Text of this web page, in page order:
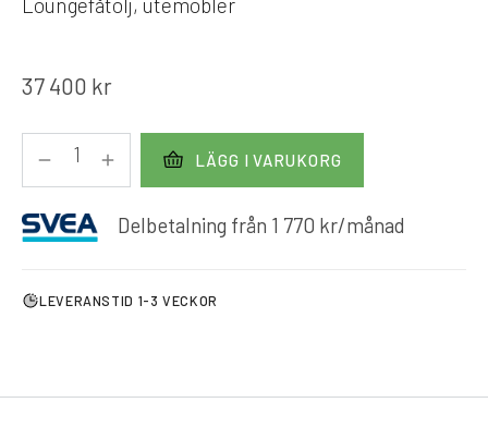
Loungefåtölj, utemöbler
37 400 kr
LÄGG I VARUKORG
Delbetalning från 1 770 kr/månad
LEVERANSTID 1-3 VECKOR